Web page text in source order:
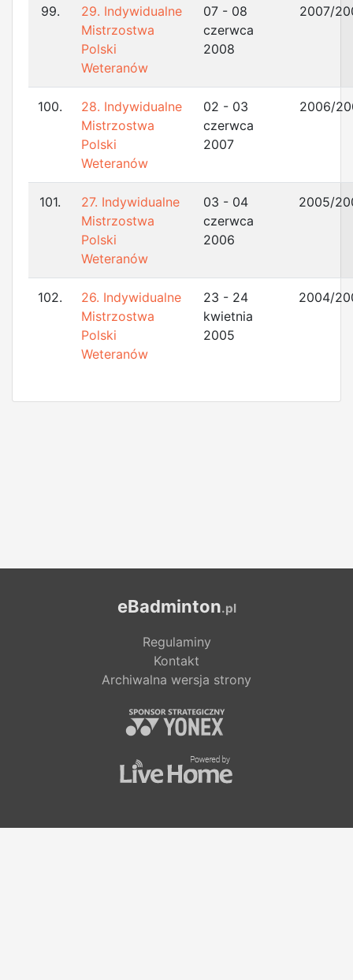
99.
29. Indywidualne
Mistrzostwa
Polski
Weteranów
07 - 08
czerwca
2008
2007/
100.
28. Indywidualne
Mistrzostwa
Polski
Weteranów
02 - 03
czerwca
2007
2006/
101.
27. Indywidualne
Mistrzostwa
Polski
Weteranów
03 - 04
czerwca
2006
2005/
102.
26. Indywidualne
Mistrzostwa
Polski
Weteranów
23 - 24
kwietnia
2005
2004/
eBadminton.pl
Regulaminy
Kontakt
Archiwalna wersja strony